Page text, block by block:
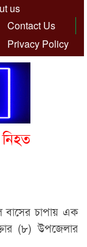
us
Contact Us
Privacy Policy
নিহত
বাসের চাপায় এক
(৮) উপজেলার